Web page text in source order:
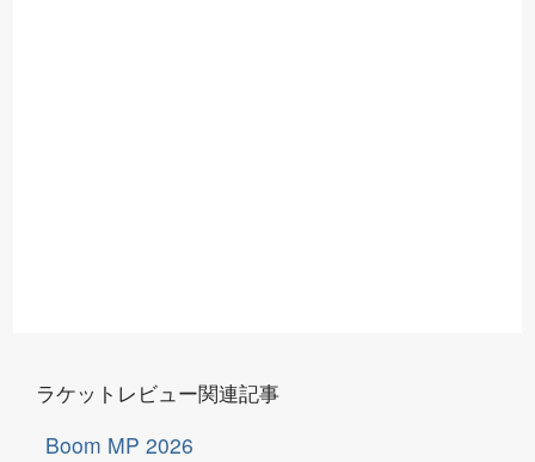
ラケットレビュー関連記事
Boom MP 2026